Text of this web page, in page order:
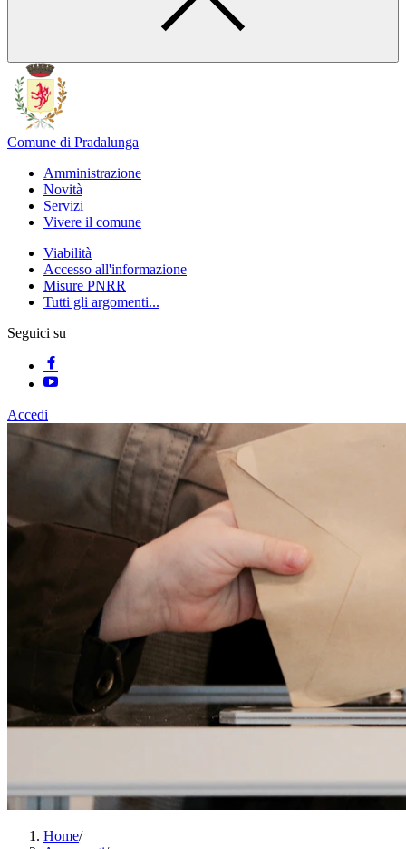
Comune di Pradalunga
Amministrazione
Novità
Servizi
Vivere il comune
Viabilità
Accesso all'informazione
Misure PNRR
Tutti gli argomenti...
Seguici su
Accedi
Home/